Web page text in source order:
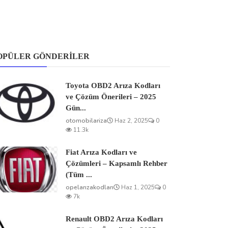
GÖNDERILER
Toyota OBD2 Arıza Kodları
ve Çözüm Önerileri – 2025
Gün...
otomobilariza
Haz 2, 2025
0
11.3k
Fiat Arıza Kodları ve
Çözümleri – Kapsamlı Rehber
(Tüm ...
opelarızakodları
Haz 1, 2025
0
7k
Renault OBD2 Arıza Kodları